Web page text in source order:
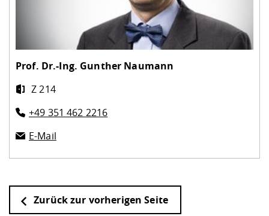
Prof. Dr.-Ing. Gunther Naumann
Z 214
+49 351 462 2216
E-Mail
Zurück zur vorherigen Seite